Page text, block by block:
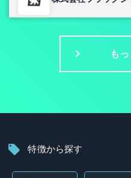
も
特徴から探す